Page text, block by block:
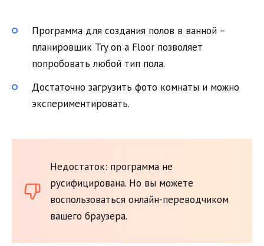
Программа для создания полов в ванной –
планировщик Try on a Floor позволяет
попробовать любой тип пола.
Достаточно загрузить фото комнаты и можно
экспериментировать.
Недостаток: программа не
русифицирована. Но вы можете
воспользоваться онлайн-переводчиком
вашего браузера.